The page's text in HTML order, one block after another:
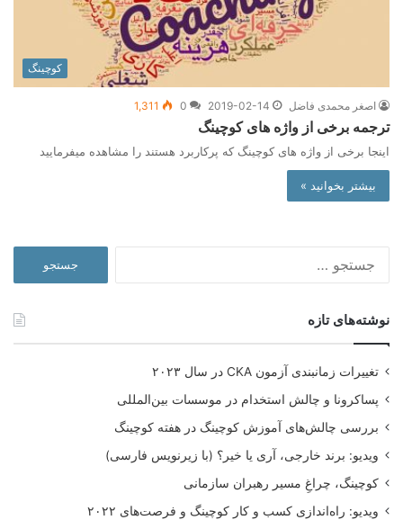
کوچینگ
اصغر محمدی فاضل 2019-02-14
0
1,311
ترجمه برخی از واژه های کوچینگ
اینجا برخی از واژه های کوچینگ که پرکاربرد هستند را مشاهده میفرمایید
بیشتر بخوانید »
نوشته‌های تازه
تغییرات زمانبندی آزمون CKA در سال ۲۰۲۳
پساکرونا و چالش استخدام در موسسات بین‌المللی
بررسی چالش‌های آموزش کوچینگ در هفته کوچینگ
ویدیو: برند خارجی، آری یا خیر؟ (با زیرنویس فارسی)
کوچینگ، چراغِ مسیر رهبران سازمانی
ویدیو: راه‌اندازی کسب و کار کوچینگ و فرصت‌های ۲۰۲۲